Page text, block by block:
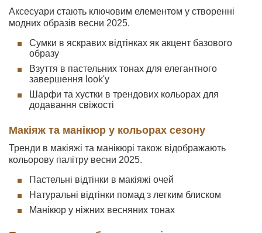
Аксесуари стають ключовим елементом у створенні
модних образів весни 2025.
Сумки в яскравих відтінках як акцент базового
образу
Взуття в пастельних тонах для елегантного
завершення look'у
Шарфи та хустки в трендових кольорах для
додавання свіжості
Макіяж та манікюр у кольорах сезону
Тренди в макіяжі та манікюрі також відображають
кольорову палітру весни 2025.
Пастельні відтінки в макіяжі очей
Натуральні відтінки помад з легким блиском
Манікюр у ніжних весняних тонах